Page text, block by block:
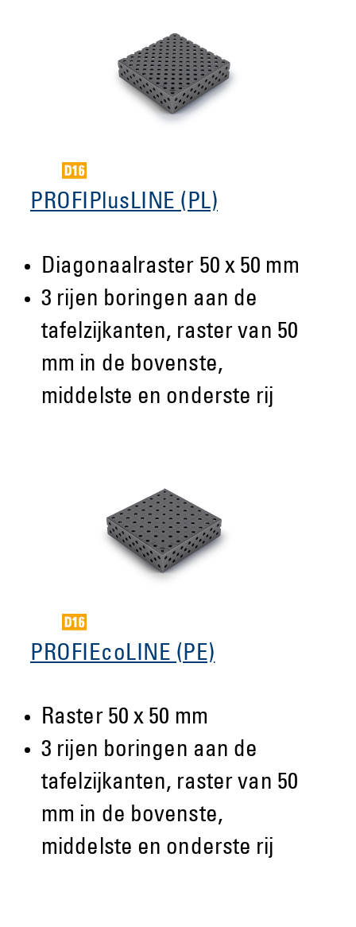
PROFIPlusLINE (PL)
Diagonaalraster 50 x 50 mm
3 rijen boringen aan de
tafelzijkanten, raster van 50
mm in de bovenste,
middelste en onderste rij
PROFIEcoLINE (PE)
Raster 50 x 50 mm
3 rijen boringen aan de
tafelzijkanten, raster van 50
mm in de bovenste,
middelste en onderste rij